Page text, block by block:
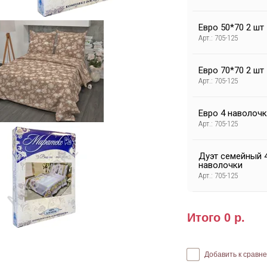
Евро 50*70 2 шт
Арт.: 705-125
Евро 70*70 2 шт
Арт.: 705-125
Евро 4
Арт.: 705-125
Дуэт семейный
наволочки
Арт.: 705-125
Итого 0 р.
Добавить к